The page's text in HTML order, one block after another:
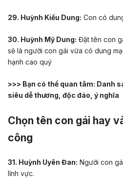
29. Huỳnh Kiều Dung: Con có
30. Huỳnh Mỹ Dung: Đặt tên con
sẽ là người con gái vừa có dung
hạnh cao quý
>>> Bạn có thể quan tâm: Danh
siêu dễ thương, độc đáo, ý nghĩa
Chọn tên con gái hay
công
31. Huỳnh Uyên Đan: Người con
lĩnh vực.